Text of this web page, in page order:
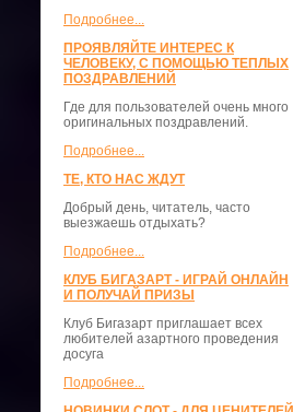
Подробнее...
ПРОЯВЛЯЙТЕ ИНТЕРЕС К
ЧЕЛОВЕКУ, С ПОМОЩЬЮ ТЕПЛЫХ
ПОЗДРАВЛЕНИЙ
Где для пользователей очень много
оригинальных поздравлений.
Подробнее...
ТЕ, КТО НАС ЖДУТ
Добрый день, читатель, часто
выезжаешь отдыхать?
Подробнее...
КЛУБ БИГАЗАРТ - ИГРАЙ ОНЛАЙН
И ПОЛУЧАЙ ПРИЗЫ
Клуб Бигазарт приглашает всех
любителей азартного проведения
досуга
Подробнее...